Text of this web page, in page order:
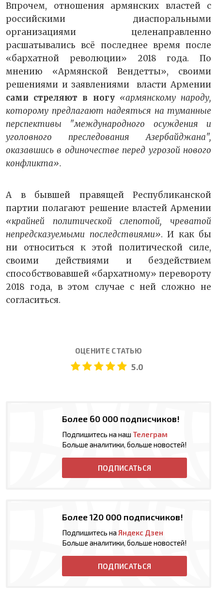
Впрочем, отношения армянских властей с
российскими диаспоральными
организациями целенаправленно
расшатывались всё последнее время после
«бархатной революции» 2018 года. По
мнению «Армянской Вендетты», своими
решениями и заявлениями власти Армении
сами стреляют в ногу «армянскому народу,
которому предлагают надеяться на туманные
перспективы "международного осуждения и
уголовного преследования Азербайджана",
оказавшись в одиночестве перед угрозой нового
конфликта».
А в бывшей правящей Республиканской
партии полагают решение властей Армении
«крайней политической слепотой, чреватой
непредсказуемыми последствиями». И как бы
ни относиться к этой политической силе,
своими действиями и бездействием
способствовавшей «бархатному» перевороту
2018 года, в этом случае с ней сложно не
согласиться.
ОЦЕНИТЕ СТАТЬЮ
5.0
Более 60 000 подписчиков!
Подпишитесь на наш Телеграм
Больше аналитики, больше новостей!
ПОДПИСАТЬСЯ
Более 120 000 подписчиков!
Подпишитесь на Яндекс Дзен
Больше аналитики, больше новостей!
ПОДПИСАТЬСЯ